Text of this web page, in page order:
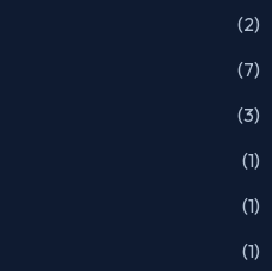
(2)
(7)
(3)
(1)
(1)
(1)